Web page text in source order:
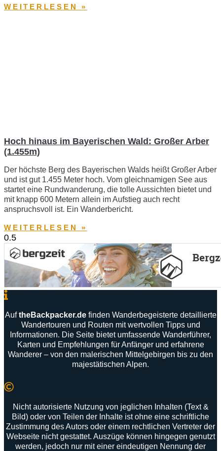
WEITERLESEN »
Hoch hinaus im Bayerischen Wald: Großer Arber
(1.455m)
Der höchste Berg des Bayerischen Walds heißt Großer Arber
und ist gut 1.455 Meter hoch. Vom gleichnamigen See aus
startet eine Rundwanderung, die tolle Aussichten bietet und
mit knapp 600 Metern allein im Aufstieg auch recht
anspruchsvoll ist. Ein Wanderbericht.
WEITERLESEN »
Auf theBackpacker.de finden Wanderbegeisterte detaillierte
Wandertouren und Routen mit wertvollen Tipps und
Informationen. Die Seite bietet umfassende Wanderführer,
Karten und Empfehlungen für Anfänger und erfahrene
Wanderer – von den malerischen Mittelgebirgen bis zu den
majestätischen Alpen.
Nicht autorisierte Nutzung von jeglichen Inhalten (Text &
Bild) oder von Teilen der Inhalte ist ohne eine schriftliche
Zustimmung des Autors oder einem rechtlichen Vertreter der
Webseite nicht gestattet. Auszüge können hingegen genutzt
werden, jedoch nur mit einer eindeutigen Nennung der